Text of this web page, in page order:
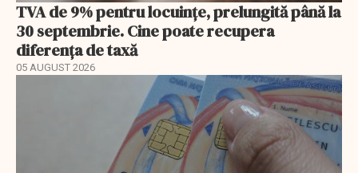
TVA de 9% pentru locuințe, prelungită până la
30 septembrie. Cine poate recupera
diferența de taxă
05 AUGUST 2026